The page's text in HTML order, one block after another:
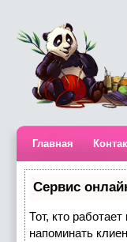
Главная
Сервис
Тот, кто
напоминать